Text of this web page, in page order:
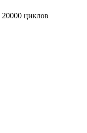
20000 циклов